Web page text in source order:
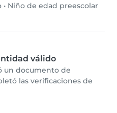
• Niño de edad preescolar
válido
un documento de
las verificaciones de